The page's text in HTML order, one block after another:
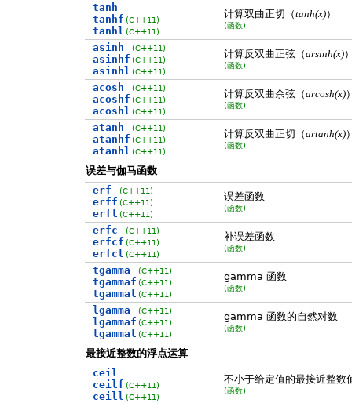
tanh
tanhf
tanhl
(C++11)
(C++11)
计算双曲正切（tanh(x)）
(函数)
asinh
asinhf
asinhl
(C++11)
(C++11)
(C++11)
计算反双曲正弦（arsinh(x)
(函数)
acosh
acoshf
acoshl
(C++11)
(C++11)
(C++11)
计算反双曲余弦（arcosh(x)
(函数)
atanh
atanhf
atanhl
(C++11)
(C++11)
(C++11)
计算反双曲正切（artanh(x)
(函数)
误差与伽马函数
erf
erff
erfl
(C++11)
(C++11)
(C++11)
误差函数
(函数)
erfc
erfcf
erfcl
(C++11)
(C++11)
(C++11)
补误差函数
(函数)
tgamma
tgammaf
tgammal
(C++11)
(C++11)
(C++11)
gamma 函数
(函数)
lgamma
lgammaf
lgammal
(C++11)
(C++11)
(C++11)
gamma 函数的自然对数
(函数)
最接近整数的浮点运算
ceil
ceilf
ceill
(C++11)
(C++11)
不小于给定值的最接近整数
(函数)